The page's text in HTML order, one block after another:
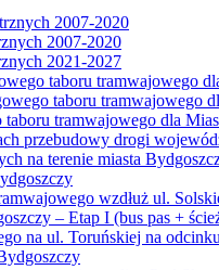
2007-2020
2007-2020
2021-2027
taboru tramwajowego
taboru
taboru tramwajowego dla
przebudowy drogi
na terenie miasta
wzdłuż ul.
– Etap I (bus pas +
na ul. Toruńskiej na